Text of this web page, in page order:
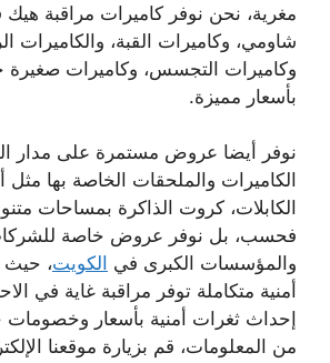
مغرية، نحن نوفر كاميرات مراقبة هيك
شاومي، وكاميرات القبة، والكاميرات
وكاميرات التجسس، وكاميرات
بأسعار مميزة.
نوفر أيضا عروض مستمرة على مدار
الكاميرات والملحقات الخاصة بها مثل
الكابلات، كروت الذاكرة بمساحات
فحسب، بل نوفر عروض خاصة
والمؤسسات الكبرى في الكويت، حيث
أمنية متكاملة توفر مراقبة غاية في
إحداث ثغرات أمنية بأسعار وخصومات
من المعلومات، قم بزيارة موقعنا